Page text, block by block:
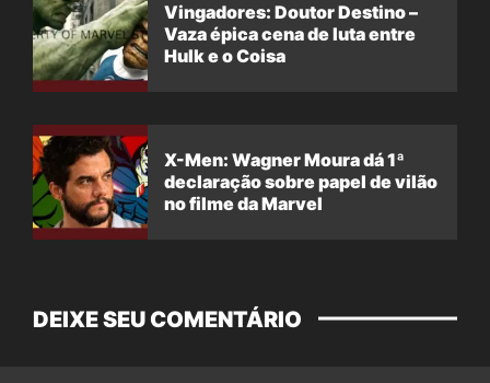
Vingadores: Doutor Destino –
Vaza épica cena de luta entre
Hulk e o Coisa
X-Men: Wagner Moura dá 1ª
declaração sobre papel de vilão
no filme da Marvel
DEIXE SEU COMENTÁRIO